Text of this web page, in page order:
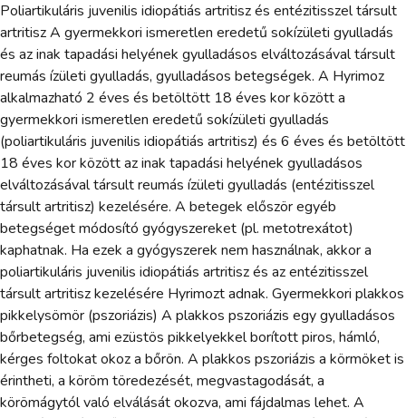
Poliartikuláris juvenilis idiopátiás artritisz és entézitisszel társult
artritisz A gyermekkori ismeretlen eredetű sokízületi gyulladás
és az inak tapadási helyének gyulladásos elváltozásával társult
reumás ízületi gyulladás, gyulladásos betegségek. A Hyrimoz
alkalmazható 2 éves és betöltött 18 éves kor között a
gyermekkori ismeretlen eredetű sokízületi gyulladás
(poliartikuláris juvenilis idiopátiás artritisz) és 6 éves és betöltött
18 éves kor között az inak tapadási helyének gyulladásos
elváltozásával társult reumás ízületi gyulladás (entézitisszel
társult artritisz) kezelésére. A betegek először egyéb
betegséget módosító gyógyszereket (pl. metotrexátot)
kaphatnak. Ha ezek a gyógyszerek nem használnak, akkor a
poliartikuláris juvenilis idiopátiás artritisz és az entézitisszel
társult artritisz kezelésére Hyrimozt adnak. Gyermekkori plakkos
pikkelysömör (pszoriázis) A plakkos pszoriázis egy gyulladásos
bőrbetegség, ami ezüstös pikkelyekkel borított piros, hámló,
kérges foltokat okoz a bőrön. A plakkos pszoriázis a körmöket is
érintheti, a köröm töredezését, megvastagodását, a
körömágytól való elválását okozva, ami fájdalmas lehet. A